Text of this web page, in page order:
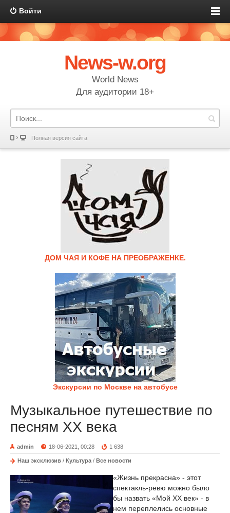
Войти
News-w.org
World News
Для аудитории 18+
Полная версия сайта
ДОМ ЧАЯ И КОФЕ НА ПРЕОБРАЖЕНКЕ.
Экскурсии по Москве на автобусе
Музыкальное путешествие по
песням XX века
admin 18-06-2021, 00:28 1 638
Наш эксклюзив / Культура / Все новости
«Жизнь прекрасна» - этот
спектакль-ревю можно было
бы назвать «Мой XX век» - в
нем переплелись основные